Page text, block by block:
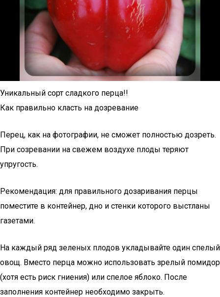
Уникальный сорт сладкого перца!!
Как правильно класть на дозревание
Перец, как на фотографии, не сможет полностью дозреть.
При созревании на свежем воздухе плоды теряют
упругость.
Рекомендация: для правильного дозаривания перцы
поместите в контейнер, дно и стенки которого выстланы
газетами.
На каждый ряд зеленых плодов укладывайте один спелый
овощ. Вместо перца можно использовать зрелый помидор
(хотя есть риск гниения) или спелое яблоко. После
заполнения контейнер необходимо закрыть.